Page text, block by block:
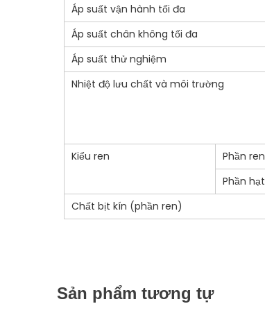
Áp suất vận hành tối đa
Áp suất chân không tối đa
Áp suất thử nghiệm
Nhiệt độ lưu chất và môi trường
Kiểu ren Phần ren
Phần hạt
Chất bịt kín (phần ren)
Sản phẩm tương tự